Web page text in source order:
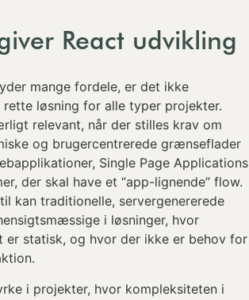
React udvikling
mange fordele, er det ikke
rette løsning for alle typer projekter.
relevant, når der stilles krav om
og brugercentrerede grænseflader
Single Page Applications
der skal have et “app-lignende” flow.
kan traditionelle, servergenererede
i løsninger, hvor
statisk, og hvor der ikke er behov for
i projekter, hvor kompleksiteten i